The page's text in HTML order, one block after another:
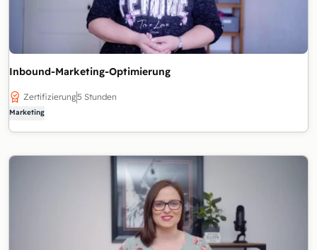
Inbound-Marketing-Optimierung
Zertifizierung5 Stunden
Marketing